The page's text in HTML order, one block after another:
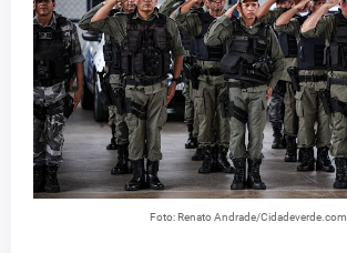
Foto: Renato Andrade/Cidadeverde.com